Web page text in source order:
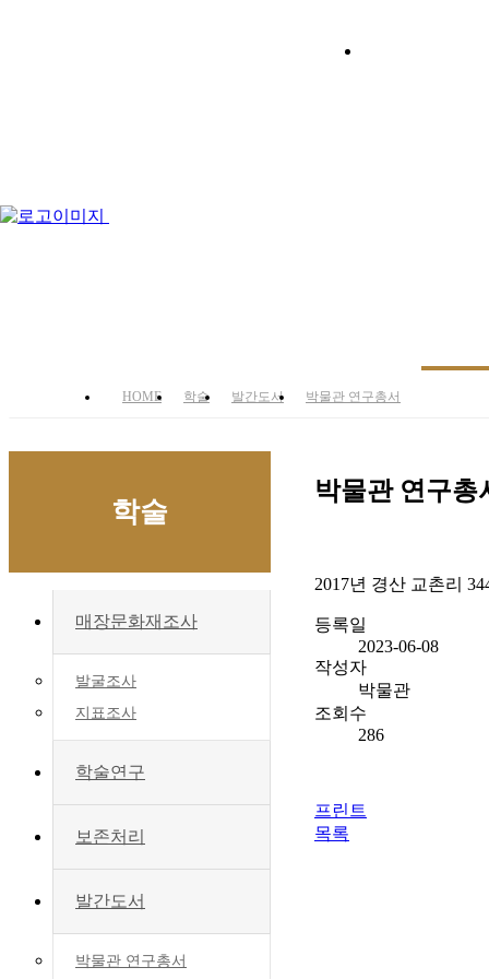
경주의 눈부신 불교문화가 담긴
HOME 학술 발간도서 박물관 연구총서
학술
매장문화재조사
발굴조사
지표조사
학술연구
보존처리
발간도서
박물관 연구총서
박물관 연구총
2017년 경산 교촌리
등록일
2023-06-08
작성자
박물관
조회수
286
프린트
목록